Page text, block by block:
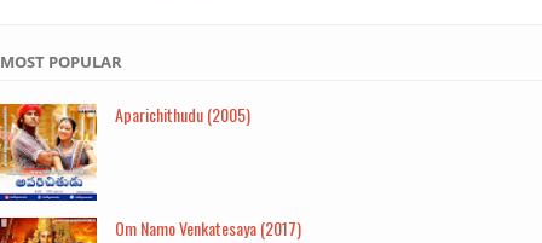
MOST POPULAR
Aparichithudu (2005)
Om Namo Venkatesaya (2017)